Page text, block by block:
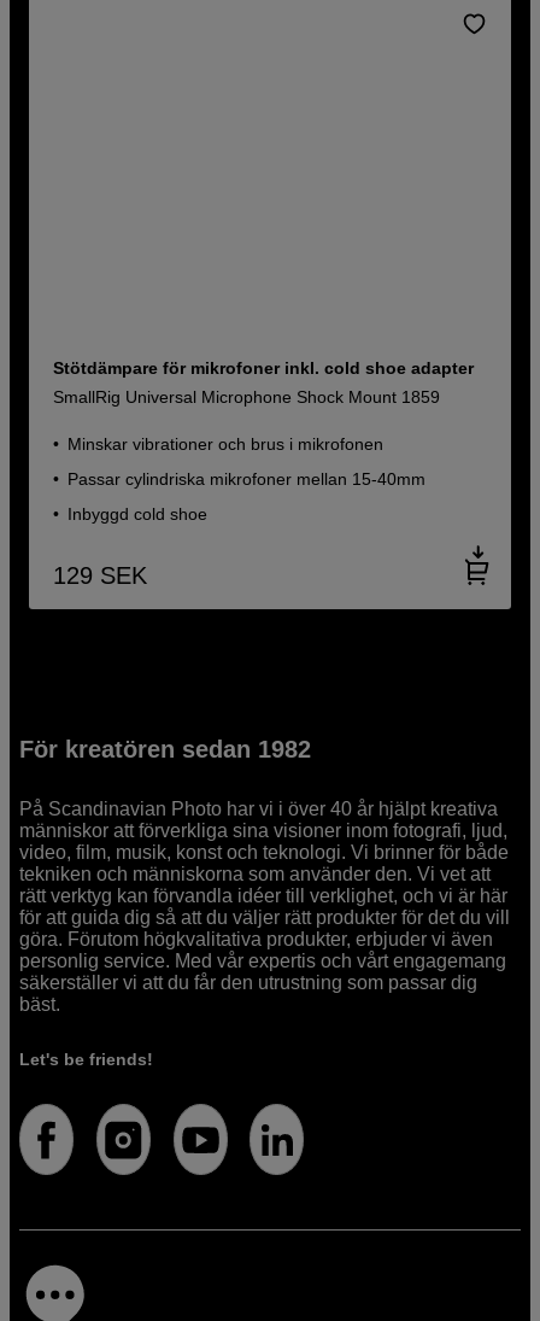
Stötdämpare för mikrofoner inkl. cold shoe adapter
SmallRig Universal Microphone Shock Mount 1859
Minskar vibrationer och brus i mikrofonen
Passar cylindriska mikrofoner mellan 15-40mm
Inbyggd cold shoe
129 SEK
För kreatören sedan 1982
På Scandinavian Photo har vi i över 40 år hjälpt kreativa
människor att förverkliga sina visioner inom fotografi, ljud,
video, film, musik, konst och teknologi. Vi brinner för både
tekniken och människorna som använder den. Vi vet att
rätt verktyg kan förvandla idéer till verklighet, och vi är här
för att guida dig så att du väljer rätt produkter för det du vill
göra. Förutom högkvalitativa produkter, erbjuder vi även
personlig service. Med vår expertis och vårt engagemang
säkerställer vi att du får den utrustning som passar dig
bäst.
Let's be friends!